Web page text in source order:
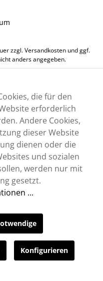
zzgl.Versandkosten und ggf.
anders angegeben.
die für den
erforderlich
Andere Cookies,
dieser Website
dienen oder die
und sozialen
werden nur mit
gesetzt.
...
Konfigurieren